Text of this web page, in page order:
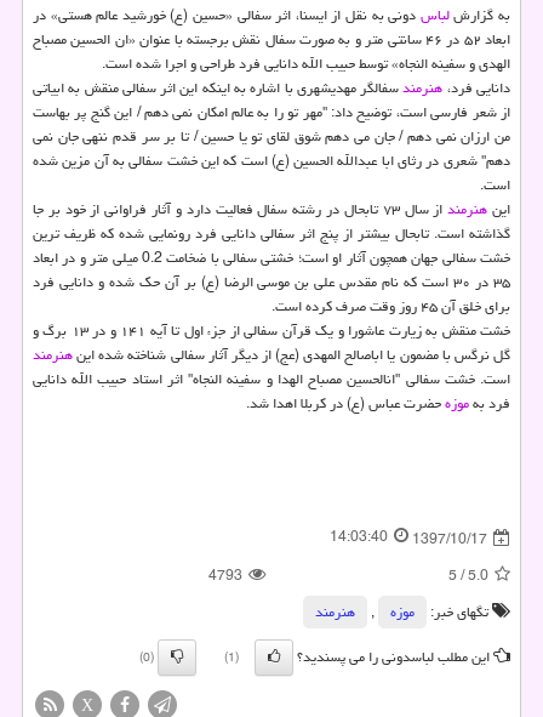
به گزارشلباسدونی به نقل از ایسنا، اثر سفالی «حسین (ع) خورشید عالم هستی» در
ابعاد ۵۲ در ۴۶ سانتی متر و به صورت سفال نقش برجسته با عنوان «ان الحسین مصباح
الهدی و سفینه النجاه» توسط حبیب الله دانایی فرد طراحی و اجرا شده است.
دانایی فرد،هنرمندسفالگر مهدیشهری با اشاره به اینكه این اثر سفالی منقش به ابیاتی
از شعر فارسی است، توضیح داد: "مهر تو را به عالم امكان نمی دهم / این گنج پر بهاست
من ارزان نمی دهم / جان می دهم شوق لقای تو یا حسین / تا بر سر قدم ننهی جان نمی
دهم" شعری در رثای ابا عبدالله الحسین (ع) است كه این خشت سفالی به آن مزین شده
است.
اینهنرمند
از سال ۷۳ تابحال در رشته سفال فعالیت دارد و آثار فراوانی از خود بر جا
گذاشته است. تابحال بیشتر از پنج اثر سفالی دانایی فرد رونمایی شده كه ظریف ترین
خشت سفالی جهان همچون آثار او است؛ خشتی سفالی با ضخامت 0.2 میلی متر و در ابعاد
۳۵ در ۳۰ است كه نام مقدس علی بن موسی الرضا (ع) بر آن حك شده و دانایی فرد
برای خلق آن ۴۵ روز وقت صرف كرده است.
خشت منقش به زیارت عاشورا و یك قرآن سفالی از جزء اول تا آیه ۱۴۱ و در ۱۳ برگ و
گل نرگس با مضمون یا اباصالح المهدی (عج) از دیگر آثار سفالی شناخته شده اینهنرمند
است. خشت سفالی "انالحسین مصباح الهدا و سفینه النجاه" اثر استاد حبیب الله دانایی
فرد بهموزهحضرت عباس (ع) در كربلا اهدا شد.
1397/10/17
14:03:40
5.0
/
5
4793
تگهای خبر:
موزه ,
هنرمند
این مطلب لباسدونی را می پسندید؟
(1)
(0)
X